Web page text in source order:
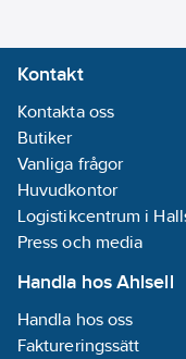
Kontakt
Kontakta oss
Butiker
Vanliga frågor
Huvudkontor
Logistikcentrum i
Press och media
Handla hos Ahlsell
Handla hos oss
Faktureringssätt